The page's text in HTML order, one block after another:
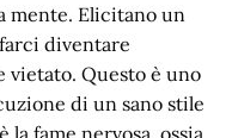
mente. Elicitano un
diventare
vietato. Questo è uno
di un sano stile
fame nervosa, ossia